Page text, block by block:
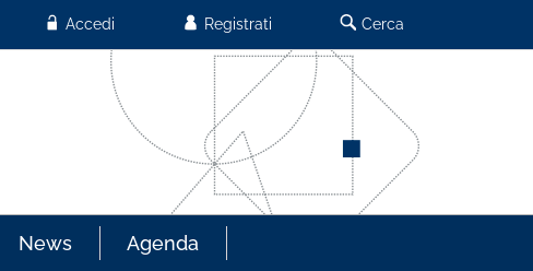
Cerca
Registrati
Accedi
News Agenda